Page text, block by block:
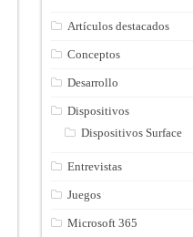
Artículos destacados
Conceptos
Desarrollo
Dispositivos
Dispositivos Surface
Entrevistas
Juegos
Microsoft 365